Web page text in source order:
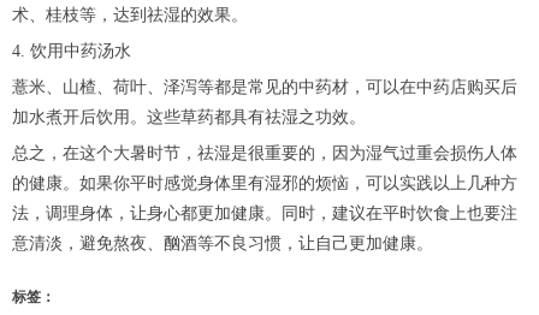
术、桂枝等，达到祛湿的效果。
4. 饮用中药汤水
薏米、山楂、荷叶、泽泻等都是常见的中药材，可以在中药店购买后
加水煮开后饮用。这些草药都具有祛湿之功效。
总之，在这个大暑时节，祛湿是很重要的，因为湿气过重会损伤人体
的健康。如果你平时感觉身体里有湿邪的烦恼，可以实践以上几种方
法，调理身体，让身心都更加健康。同时，建议在平时饮食上也要注
意清淡，避免熬夜、酗酒等不良习惯，让自己更加健康。
标签：